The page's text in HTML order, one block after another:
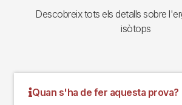
Descobreix tots els detalls sobre
isòtops
Quan s'ha de fer aquesta prova?